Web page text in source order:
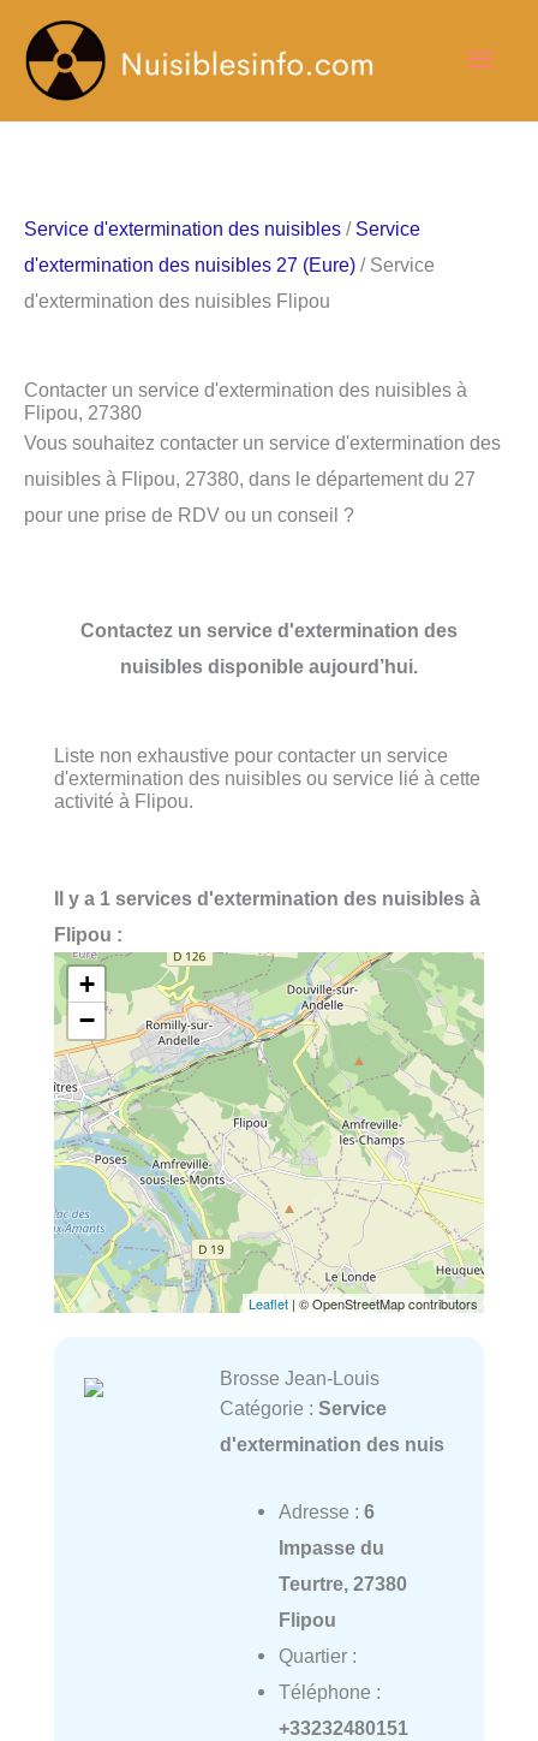
contenu
Service d'extermination des nuisibles / Service
d'extermination des nuisibles 27 (Eure) / Service
d'extermination des nuisibles Flipou
Contacter un service d'extermination des nuisibles à
Flipou, 27380
Vous souhaitez contacter un service d'extermination des
nuisibles à Flipou, 27380, dans le département du 27
pour une prise de RDV ou un conseil ?
Contactez un service d'extermination des
nuisibles disponible aujourd’hui.
Liste non exhaustive pour contacter un service
d'extermination des nuisibles ou service lié à cette
activité à Flipou.
Il y a 1 services d'extermination des nuisibles à
Flipou :
+
−
Leaflet | © OpenStreetMap contributors
Brosse Jean-Louis
Catégorie : Service
d'extermination des nuis
Adresse : 6
Impasse du
Teurtre, 27380
Flipou
Quartier :
Téléphone :
+33232480151